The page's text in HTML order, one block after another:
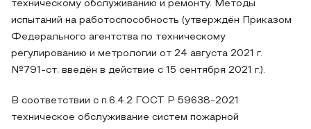
техническому обслуживанию и ремонту. Методы
испытаний на работоспособность (утверждён Приказом
Федерального агентства по техническому
регулированию и метрологии от 24 августа 2021 г.
№791-ст; введён в действие с 15 сентября 2021 г.).
В соответствии с п.6.4.2 ГОСТ Р 59638-2021
техническое обслуживание систем пожарной